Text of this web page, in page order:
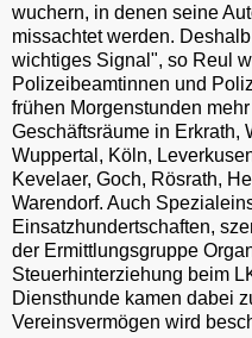
wuchern, in denen seine
missachtet werden.
wichtiges Signal", so Reul
Polizeibeamtinnen und
frühen Morgenstunden
Geschäftsräume in Erkrath,
Wuppertal, Köln,
Kevelaer, Goch, Rösrath,
Warendorf. Auch
Einsatzhundertschaften,
der Ermittlungsgruppe
Steuerhinterziehung beim
Diensthunde kamen dabei
Vereinsvermögen wird